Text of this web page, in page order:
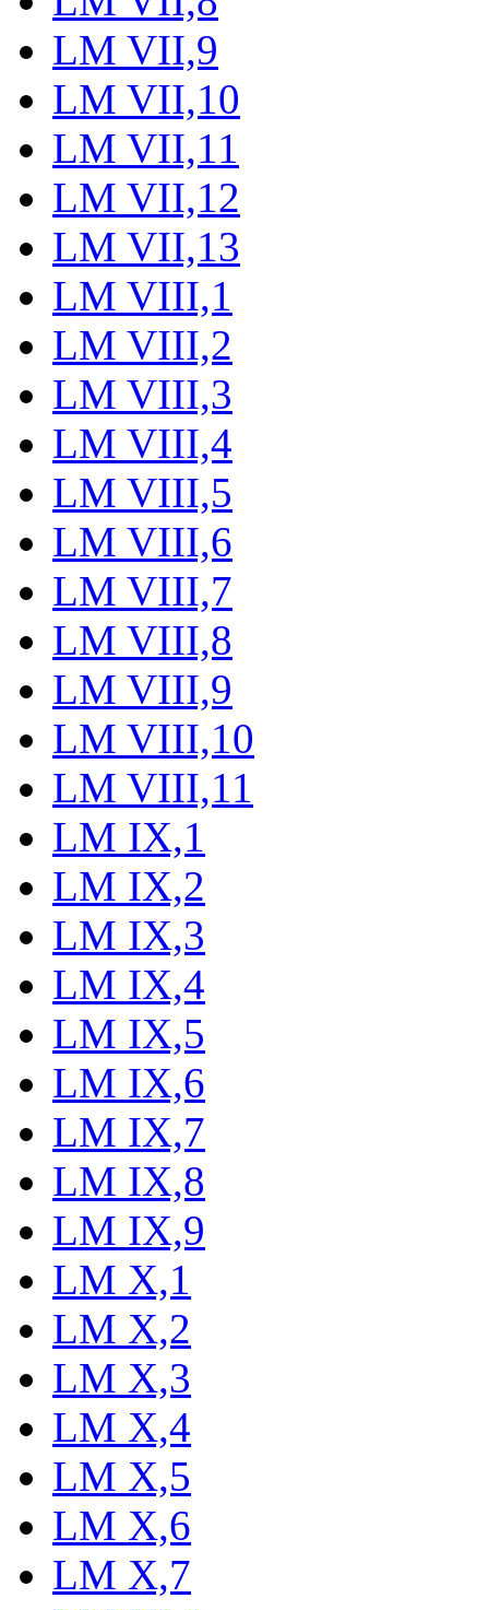
LM VII,9
LM VII,10
LM VII,11
LM VII,12
LM VII,13
LM VIII,1
LM VIII,2
LM VIII,3
LM VIII,4
LM VIII,5
LM VIII,6
LM VIII,7
LM VIII,8
LM VIII,9
LM VIII,10
LM VIII,11
LM IX,1
LM IX,2
LM IX,3
LM IX,4
LM IX,5
LM IX,6
LM IX,7
LM IX,8
LM IX,9
LM X,1
LM X,2
LM X,3
LM X,4
LM X,5
LM X,6
LM X,7